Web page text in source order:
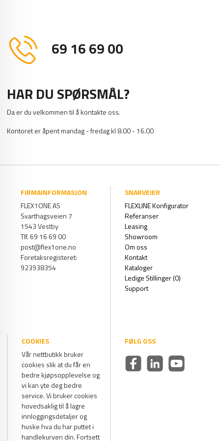
69 16 69 00
HAR DU SPØRSMÅL?
Da er du velkommen til å kontakte oss.
Kontoret er åpent mandag - fredag kl 8.00 - 16.00
FIRMAINFORMASJON
FLEX1ONE AS
Svarthagsveien 7
1543 Vestby
Tlf. 69 16 69 00
post@flex1one.no
Foretaksregisteret:
923938354
SNARVEIER
FLEXLINE Konfigurator
Referanser
Leasing
Showroom
Om oss
Kontakt
Kataloger
Ledige Stillinger (0)
Support
COOKIES
Vår nettbutikk bruker
cookies slik at du får en
bedre kjøpsopplevelse og
vi kan yte deg bedre
service. Vi bruker cookies
hovedsaklig til å lagre
innloggingsdetaljer og
huske hva du har puttet i
handlekurven din. Fortsett
FØLG OSS